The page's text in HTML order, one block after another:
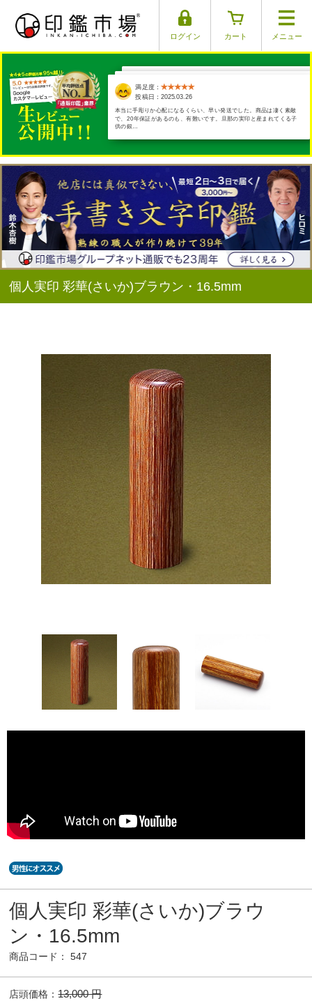
ログイン カート メニュー
満足度：
投稿日：2025.03.30
満足度：
投稿日：2025.04.01
満足度：
投稿日：2025.03.17
満足度：
投稿日：2025.03.26
本当に手彫りか心配になるくらい、早い発送でした。商品は凄く素敵
で、20年保証があるのも、有難いです。旦那の実印と産まれてくる子
供の銀…
満足度：
投稿日：2025.03.29
個人実印 彩華(さいか)ブラウン・16.5mm
個人実印 彩華(さいか)ブラウ
ン・16.5mm
商品コード： 547
店頭価格：13,000 円